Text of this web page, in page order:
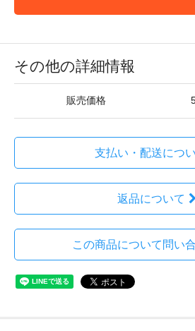
その他の詳細情報
販売価格
支払い・配送につ
返品について
この商品について問い